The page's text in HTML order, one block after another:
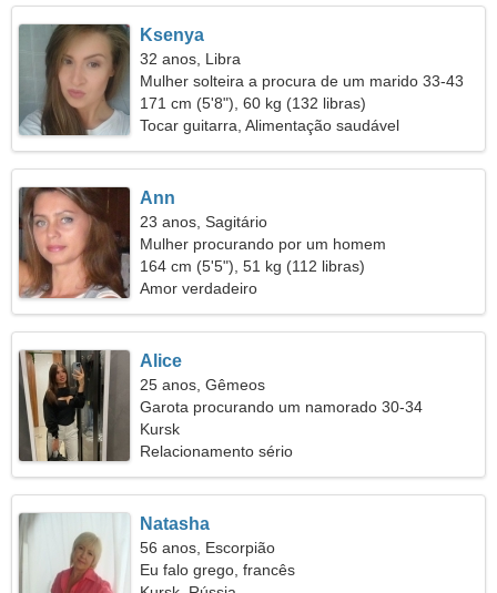
Ksenya
32 anos, Libra
Mulher solteira a procura de um marido 33-43
171 cm (5'8"), 60 kg (132 libras)
Tocar guitarra, Alimentação saudável
Ann
23 anos, Sagitário
Mulher procurando por um homem
164 cm (5'5"), 51 kg (112 libras)
Amor verdadeiro
Alice
25 anos, Gêmeos
Garota procurando um namorado 30-34
Kursk
Relacionamento sério
Natasha
56 anos, Escorpião
Eu falo grego, francês